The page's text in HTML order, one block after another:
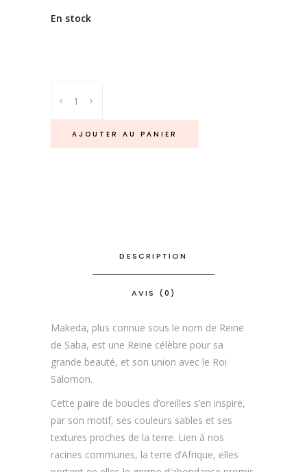
En stock
d'oreilles
AJOUTER AU PANIER
DESCRIPTION
AVIS (0)
Makeda, plus connue sous le nom de Reine
de Saba, est une Reine célèbre pour sa
grande beauté, et son union avec le Roi
Salomon.
Cette paire de boucles d’oreilles s’en inspire,
par son motif, ses couleurs sables et ses
textures proches de la terre. Lien à nos
racines communes, la terre d’Afrique, elles